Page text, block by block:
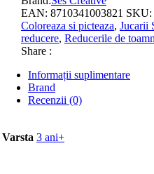
trendy
(6
x
45ml)
EAN: 8710341003821 SKU:
Coloreaza si picteaza, Jucarii
reducere, Reducerile de
Share :
Informații suplimentare
Brand
Recenzii (0)
Varsta 3 ani+